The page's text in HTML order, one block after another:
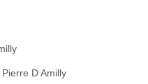
D Amilly